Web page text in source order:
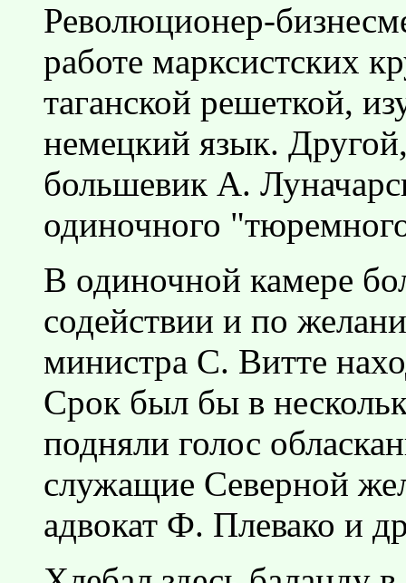
Революционер-
работе марксистских
таганской решеткой,
немецкий язык.
большевик А.
одиночного
В одиночной камере
содействии и по
министра С. Витте
Срок был бы в
подняли голос
служащие Северной
адвокат Ф. Плевако и